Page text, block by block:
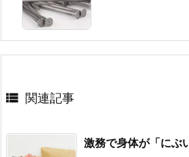
 関連記事
激務で身体が「にぶ